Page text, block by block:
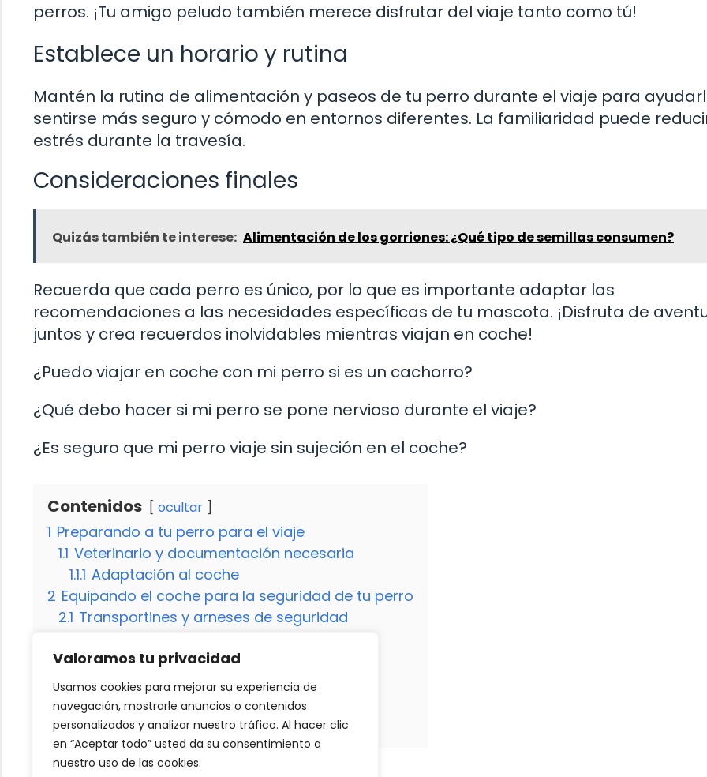
Valoramos tu privacidad
Usamos cookies para mejorar su experiencia de
navegación, mostrarle anuncios o contenidos
personalizados y analizar nuestro tráfico. Al hacer clic
en “Aceptar todo” usted da su consentimiento a
nuestro uso de las cookies.
perros. ¡Tu amigo peludo también merece disfrutar del viaje tanto como tú!
Establece un horario y rutina
Mantén la rutina de alimentación y paseos de tu perro durante el viaje para
sentirse más seguro y cómodo en entornos diferentes. La familiaridad puede
estrés durante la travesía.
Consideraciones finales
Quizás también te interese: Alimentación de los gorriones: ¿Qué tipo de semillas consumen?
Recuerda que cada perro es único, por lo que es importante adaptar las
recomendaciones a las necesidades específicas de tu mascota. ¡Disfruta de
juntos y crea recuerdos inolvidables mientras viajan en coche!
¿Puedo viajar en coche con mi perro si es un cachorro?
¿Qué debo hacer si mi perro se pone nervioso durante el viaje?
¿Es seguro que mi perro viaje sin sujeción en el coche?
Contenidos ocultar
1 Preparando a tu perro para el viaje
1.1 Veterinario y documentación necesaria
1.1.1 Adaptación al coche
2 Equipando el coche para la seguridad de tu perro
2.1 Transportines y arneses de seguridad
3 Consejos para un viaje placentero
3.1 Planificación de rutas pet-friendly
3.1.1 Establece un horario y rutina
4 Consideraciones finales